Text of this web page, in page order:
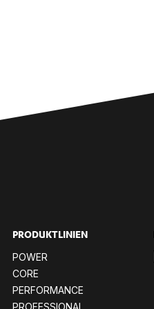
PRO­DUKT­LI­NI­EN
POW­ER
CORE
PER­FOR­MANCE
PRO­FES­SIO­NAL